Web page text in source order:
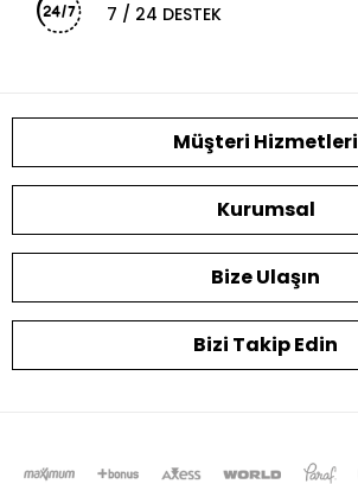
7 / 24 DESTEK
Müşteri Hizmetleri
Kurumsal
Bize Ulaşın
Bizi Takip Edin